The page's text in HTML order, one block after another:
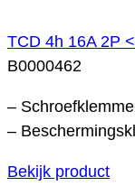
TCD 4h 16A 2P
B0000462
–
–
Bekijk product